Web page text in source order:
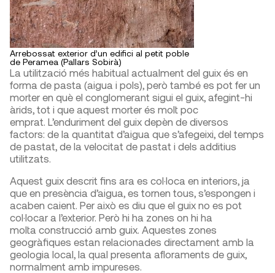
Arrebossat exterior d’un edifici al petit poble
de Peramea (Pallars Sobirà)
La utilització més habitual actualment del guix és en
forma de pasta (aigua i pols), però també es pot fer un
morter en què el conglomerant sigui el guix, afegint-hi
àrids, tot i que aquest morter és molt poc
emprat. L’enduriment del guix depèn de diversos
factors: de la quantitat d’aigua que s’afegeixi, del temps
de pastat, de la velocitat de pastat i dels additius
utilitzats.
Aquest guix descrit fins ara es col·loca en interiors, ja
que en presència d’aigua, es tornen tous, s’espongen i
acaben caient. Per això es diu que el guix no es pot
col·locar a l’exterior. Però hi ha zones on hi ha
molta construcció amb guix. Aquestes zones
geogràfiques estan relacionades directament amb la
geologia local, la qual presenta afloraments de guix,
normalment amb impureses.